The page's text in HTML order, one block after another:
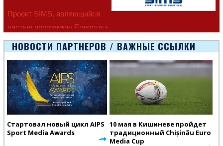
Проект SIMS, являющийся
частью программы Erasmus+
Европейско
НОВОСТИ ПАРТНЕРОВ / ВАЖНЫЕ ССЫЛКИ
Стартовал новый цикл AIPS
Sport Media Awards
10 мая в Кишиневе пройдет
традиционный Chișinău Euro
Media Cup